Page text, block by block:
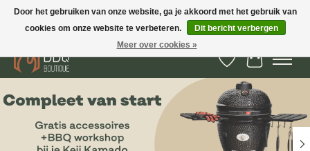
BBQ Boutique - Gratis verzenden en afhalen in Hedel en Kesteren
Verlanglijst
Door het gebruiken van onze website, ga je akkoord met het gebruik van
cookies om onze website te verbeteren.
Dit bericht verbergen
Meer over cookies »